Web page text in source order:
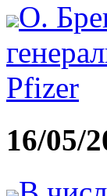
О.
Pfizer
16/05/